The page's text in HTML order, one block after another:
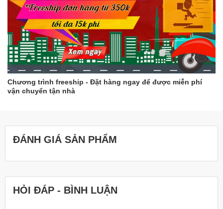
Chương trình freeship - Đặt hàng ngay để được miễn phí
vận chuyển tận nhà
ĐÁNH GIÁ SẢN PHẨM
HỎI ĐÁP - BÌNH LUẬN